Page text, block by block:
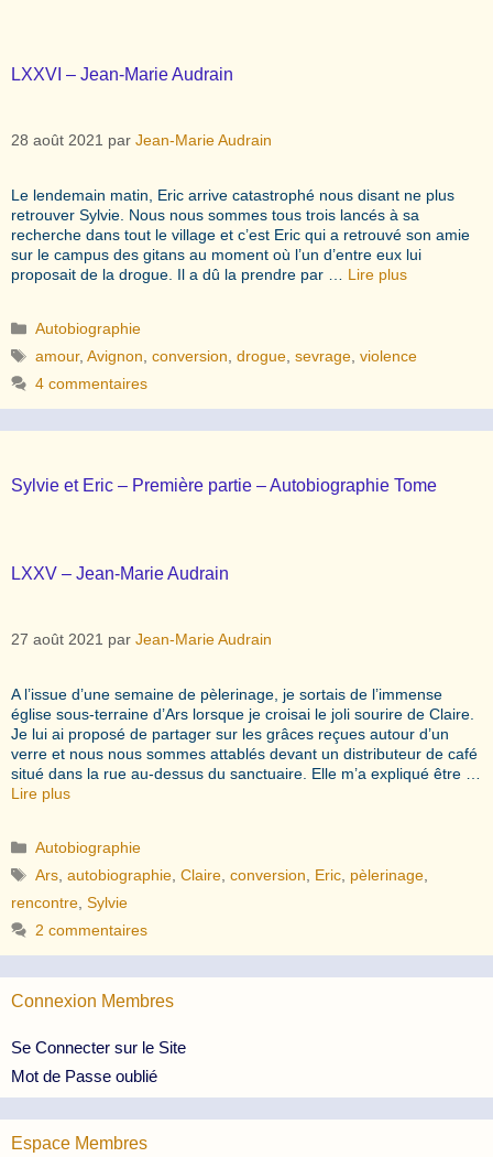
LXXVI – Jean-Marie Audrain
28 août 2021 par Jean-Marie Audrain
Le lendemain matin, Eric arrive catastrophé nous disant ne plus
retrouver Sylvie. Nous nous sommes tous trois lancés à sa
recherche dans tout le village et c’est Eric qui a retrouvé son amie
sur le campus des gitans au moment où l’un d’entre eux lui
proposait de la drogue. Il a dû la prendre par … Lire plus
Catégories
Autobiographie
Étiquettes
amour,Avignon ,conversion ,drogue ,sevrage ,violence
4 commentaires
Sylvie et Eric – Première partie – Autobiographie Tome
LXXV – Jean-Marie Audrain
27 août 2021 par Jean-Marie Audrain
A l’issue d’une semaine de pèlerinage, je sortais de l’immense
église sous-terraine d’Ars lorsque je croisai le joli sourire de Claire.
Je lui ai proposé de partager sur les grâces reçues autour d’un
verre et nous nous sommes attablés devant un distributeur de café
situé dans la rue au-dessus du sanctuaire. Elle m’a expliqué être …
Lire plus
Catégories
Autobiographie
Étiquettes
Ars ,autobiographie ,Claire ,conversion Eric pèlerinage
rencontre Sylvie
2 commentaires
Connexion Membres
Se Connecter sur le Site
Mot de Passe oublié
Espace Membres